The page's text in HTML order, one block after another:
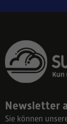
Newsletter
Sie können